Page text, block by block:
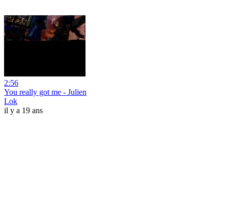
2:56
You really got me - Julien
Lok
il y a 19 ans